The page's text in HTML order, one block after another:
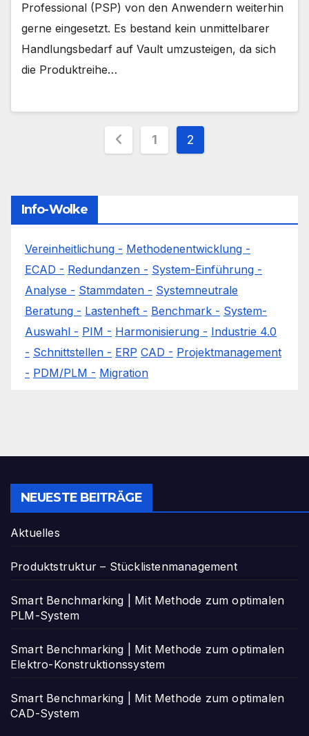
Professional (PSP) von den Anwendern weiterhin
gerne eingesetzt. Es bestand kein unmittelbarer
Handlungsbedarf auf Vault umzusteigen, da sich
die Produktreihe…
1 2
Info-Wolke
Vereinheitlichung - Methodenentwicklung -
ECAD - Redundanzen - System-Einführung -
Analyse - Stammdaten - Systemneutrale
Beratung - Lastenheft - Benchmark - System-
Auswahl - PIM - Harmonisierung - Industrie 4.0
- Schnittstellen - ERP CAD - Projektmanagement
- PDM/PLM - Migration
NEUESTE BEITRÄGE
Aktuelles
Produktstruktur – Stücklistenmanagement
Smart Benchmarking | Mit Methode zum optimalen
PLM-System
Smart Benchmarking | Mit Methode zum optimalen
Elektro-Konstruktionssystem
Smart Benchmarking | Mit Methode zum optimalen
CAD-System